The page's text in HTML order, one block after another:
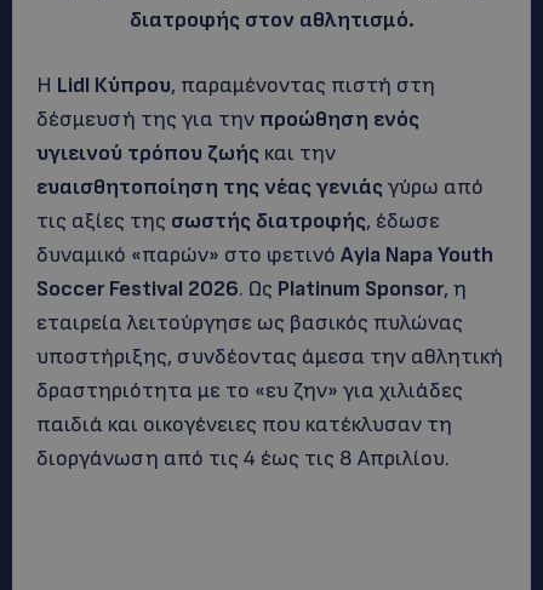
διατροφής στον αθλητισμό.
Η Lidl Κύπρου, παραμένοντας πιστή στη
δέσμευσή της για την προώθηση ενός
υγιεινού τρόπου ζωής και την
ευαισθητοποίηση της νέας γενιάς γύρω από
τις αξίες της σωστής διατροφής, έδωσε
δυναμικό «παρών» στο φετινό Ayia Napa Youth
Soccer Festival 2026. Ως Platinum Sponsor, η
εταιρεία λειτούργησε ως βασικός πυλώνας
υποστήριξης, συνδέοντας άμεσα την αθλητική
δραστηριότητα με το «ευ ζην» για χιλιάδες
παιδιά και οικογένειες που κατέκλυσαν τη
διοργάνωση από τις 4 έως τις 8 Απριλίου.